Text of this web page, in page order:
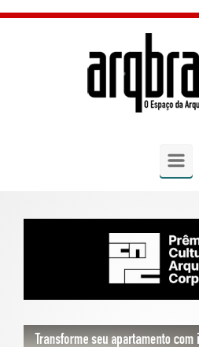
Skip to main content